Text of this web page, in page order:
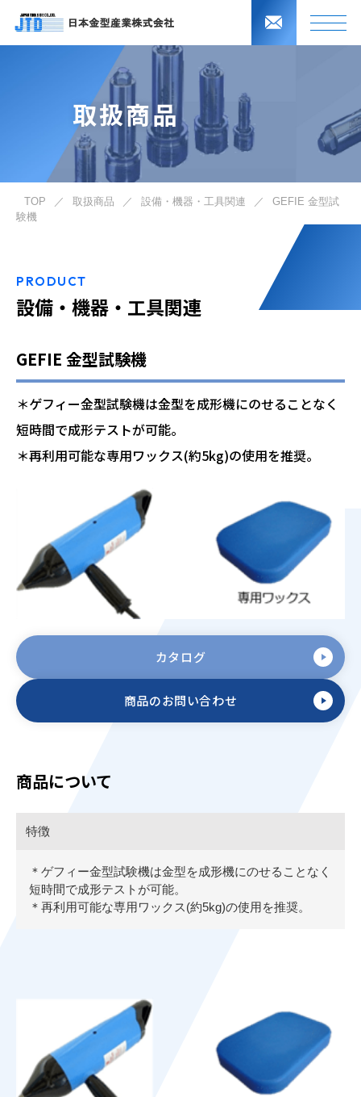
取扱商品
TOP ／ 取扱商品 ／ 設備・機器・工具関連 ／
GEFIE 金型試
験機
PRODUCT
設備・機器・工具関連
GEFIE 金型試験機
＊ゲフィー金型試験機は金型を成形機にのせることなく
短時間で成形テストが可能。
＊再利用可能な専用ワックス(約5kg)の使用を推奨。
カタログ
商品のお問い合わせ
商品について
特徴
＊ゲフィー金型試験機は金型を成形機にのせることなく
短時間で成形テストが可能。
＊再利用可能な専用ワックス(約5kg)の使用を推奨。